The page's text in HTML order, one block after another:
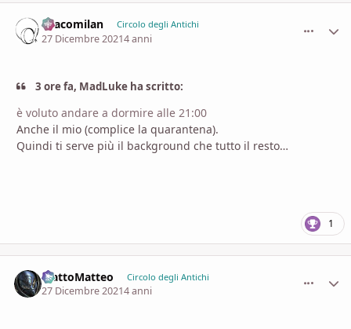
Dracomilan Circolo degli Antichi
27 Dicembre 20214 anni
3 ore fa, MadLuke ha scritto:
è voluto andare a dormire alle 21:00
Anche il mio (complice la quarantena).
Quindi ti serve più il background che tutto il resto…
1
MattoMatteo Circolo degli Antichi
27 Dicembre 20214 anni